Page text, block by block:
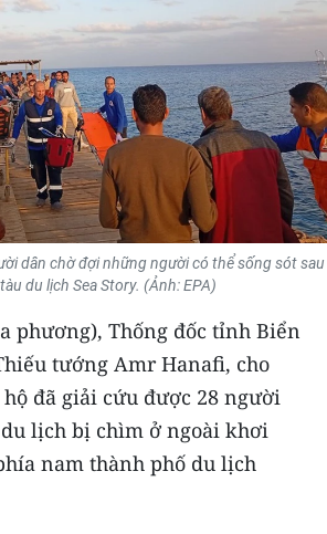
NGHỆ
TIN
SÂU
- MỖI XÃ
dân chờ đợi những người có thể sống sót sau
du lịch Sea Story. (Ảnh: EPA)
phương), Thống đốc tỉnh Biển
tướng Amr Hanafi, cho
đã giải cứu được 28 người
lịch bị chìm ở ngoài khơi
nam thành phố du lịch